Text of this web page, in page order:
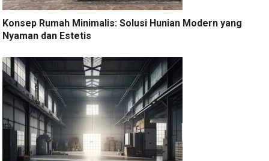
Konsep Rumah Minimalis: Solusi Hunian Modern yang
Nyaman dan Estetis